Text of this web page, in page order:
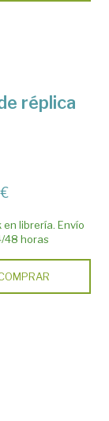
réplica
en librería. Envío
48 horas